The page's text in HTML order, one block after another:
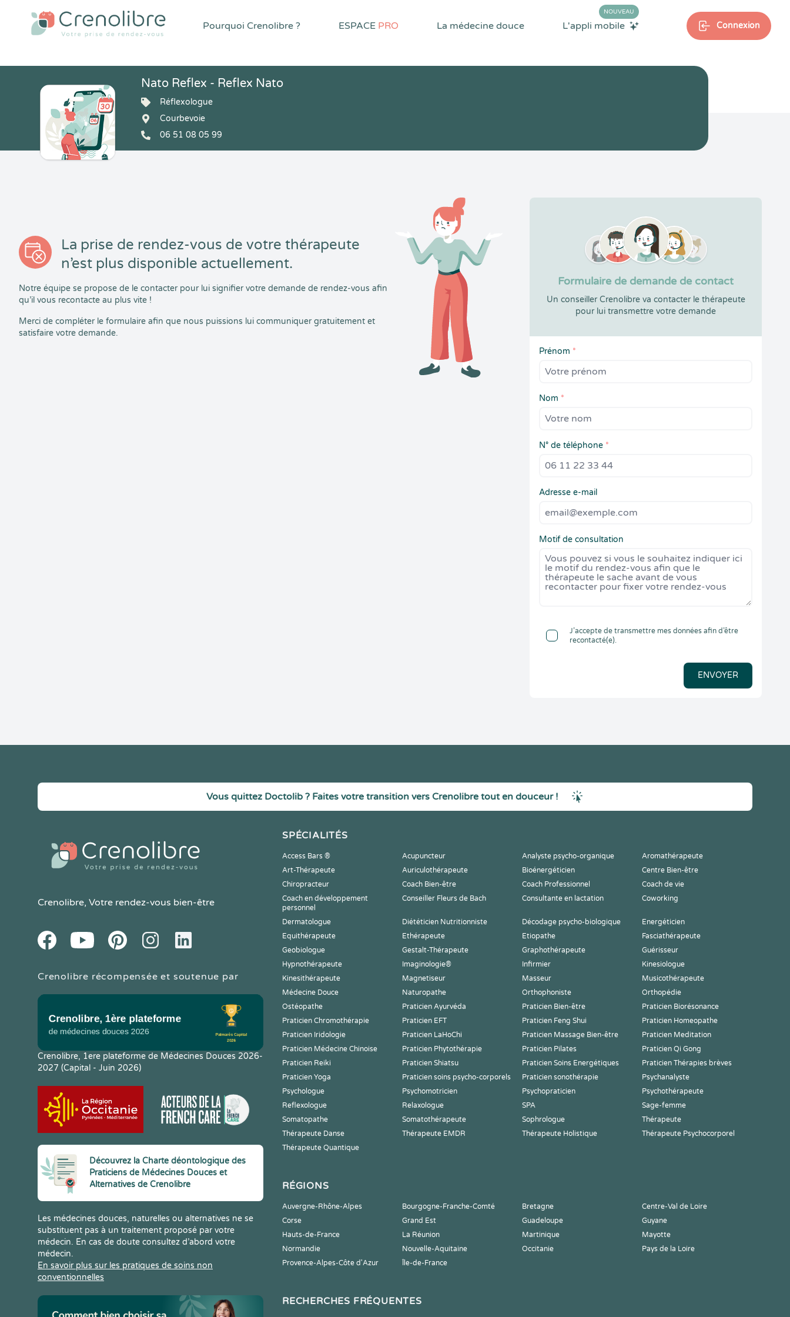
Pourquoi Crenolibre ? ESPACE PRO La médecine douce L'appli mobile
NOUVEAU
Connexion
Nato Reflex - Reflex Nato
Réflexologue
Courbevoie
06 51 08 05 99
La prise de rendez-vous de votre thérapeute
n’est plus disponible actuellement.
Notre équipe se propose de le contacter pour lui signifier votre demande de rendez-vous afin
qu’il vous recontacte au plus vite !
Merci de compléter le formulaire afin que nous puissions lui communiquer gratuitement et
satisfaire votre demande.
Formulaire de demande de contact
Un conseiller Crenolibre va contacter le thérapeute
pour lui transmettre votre demande
Prénom *
Nom *
N° de téléphone *
Adresse e-mail
Motif de consultation
J’accepte de transmettre mes données afin d’être
recontacté(e).
ENVOYER
Vous quittez Doctolib ? Faites votre transition vers Crenolibre tout en douceur !
Crenolibre, Votre rendez-vous bien-être
FacebookYoutube PinteresetInstagramLinkedIn
Crenolibre récompensée et soutenue par
Crenolibre, 1ere plateforme de Médecines Douces 2026-
2027 (Capital - Juin 2026)
Découvrez la Charte déontologique des
Praticiens de Médecines Douces et
Alternatives de Crenolibre
Les médecines douces, naturelles ou alternatives ne se
substituent pas à un traitement proposé par votre
médecin. En cas de doute consultez d’abord votre
médecin.
En savoir plus sur les pratiques de soins non
conventionnelles
SPÉCIALITÉS
Access Bars ® Acupuncteur Analyste psycho-organique
Aromathérapeute
Art-Thérapeute
Auriculothérapeute Bioénergéticien
Centre Bien-être
Chiropracteur
Coach Bien-être Coach Professionnel
Coach de vie
Coach en développement
personnel
Conseiller Fleurs de Bach Consultante en lactation Coworking
Dermatologue Diététicien Nutritionniste Décodage psycho-biologique
Energéticien
Equithérapeute
Ethérapeute Etiopathe
Fasciathérapeute
Geobiologue
Gestalt-Thérapeute Graphothérapeute
Guérisseur
Hypnothérapeute
Imaginologie® Infirmier
Kinesiologue
Kinesithérapeute
Magnetiseur Masseur
Musicothérapeute
Médecine Douce
Naturopathe Orthophoniste
Orthopédie
Ostéopathe
Praticien Ayurvéda Praticien Bien-être
Praticien Biorésonance
Praticien Chromothérapie
Praticien EFT Praticien Feng Shui
Praticien Homeopathe
Praticien Iridologie
Praticien LaHoChi Praticien Massage Bien-être
Praticien Meditation
Praticien Médecine Chinoise
Praticien Phytothérapie Praticien Pilates
Praticien Qi Gong
Praticien Reiki
Praticien Shiatsu Praticien Soins Energétiques
Praticien Thérapies brèves
Praticien Yoga
Praticien soins psycho-corporels Praticien sonothérapie
Psychanalyste
Psychologue
Psychomotricien Psychopraticien
Psychothérapeute
Reflexologue
Relaxologue SPA
Sage-femme
Somatopathe
Somatothérapeute Sophrologue
Thérapeute
Thérapeute Danse
Thérapeute EMDR Thérapeute Holistique
Thérapeute Psychocorporel
Thérapeute Quantique
RÉGIONS
Auvergne-Rhône-Alpes Bourgogne-Franche-Comté Bretagne
Centre-Val de Loire
Corse
Grand Est Guadeloupe
Guyane
Hauts-de-France
La Réunion Martinique
Mayotte
Normandie
Nouvelle-Aquitaine Occitanie
Pays de la Loire
Provence-Alpes-Côte d'Azur
Île-de-France
RECHERCHES FRÉQUENTES